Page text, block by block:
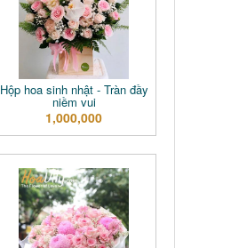
Hộp hoa sinh nhật - Tràn đầy
niềm vui
1,000,000